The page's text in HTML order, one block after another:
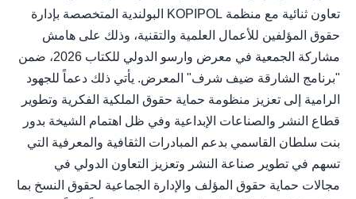
تعاون ثنائية مع منظمة KOPIPOL البولندية المتخصصة بإدارة
حقوق المؤلفين للأعمال العلمية والتقنية، وذلك على هامش
مشاركة الجمعية في معرض وارسو الدولي للكتاب 2026، ضمن
"برنامج الشارقة ضيف شرف" المعرض. يأتي ذلك دعماً للجهود
الرامية إلى تعزيز منظومة حماية حقوق الملكية الفكرية وتطوير
قطاع النشر والصناعات الإبداعية وفي ظل اهتمام الشيخة بدور
بنت سلطان القاسمي بدعم المبادرات الثقافية والمعرفية التي
تسهم في تطوير صناعة النشر وتعزيز التعاون الدولي في
مجالات حماية حقوق المؤلف والإدارة الجماعية لحقوق النسخ بما